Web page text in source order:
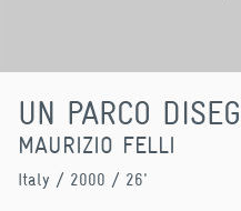
UN PARCO
MAURIZIO FELLI
Italy / 2000 / 26'